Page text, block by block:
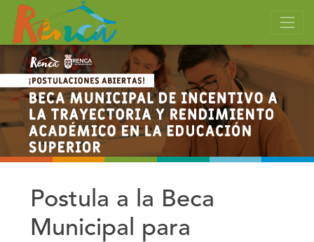
Postula a la Beca
Municipal para